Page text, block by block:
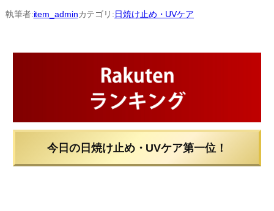
内
容
執筆者:item_adminカテゴリ:日焼け止め・UVケア
今日の日焼け止め・UVケア第一位！